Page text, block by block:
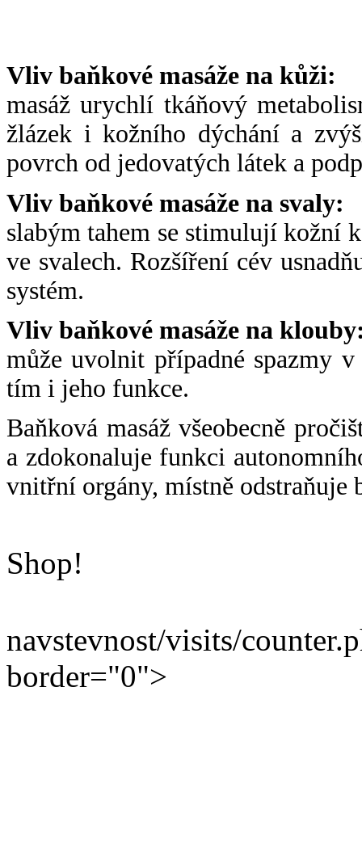
Vliv baňkové masáže na kůži:
masáž urychlí tkáňový
žlázek i kožního dýchání a
povrch od jedovatých látek a
Vliv baňkové masáže na svaly:
slabým tahem se stimulují kožní
ve svalech. Rozšíření cév
systém.
Vliv baňkové masáže na
může uvolnit případné spazmy
tím i jeho funkce.
Baňková masáž všeobecně
a zdokonaluje funkci
vnitřní orgány, místně odstraňuje
Shop!
navstevnost/visits/
border="0">